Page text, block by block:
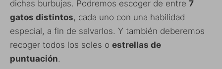
dichas burbujas. Podremos escoger de entre 7
gatos distintos, cada uno con una habilidad
especial, a fin de salvarlos. Y también deberemos
recoger todos los soles o estrellas de
puntuación.